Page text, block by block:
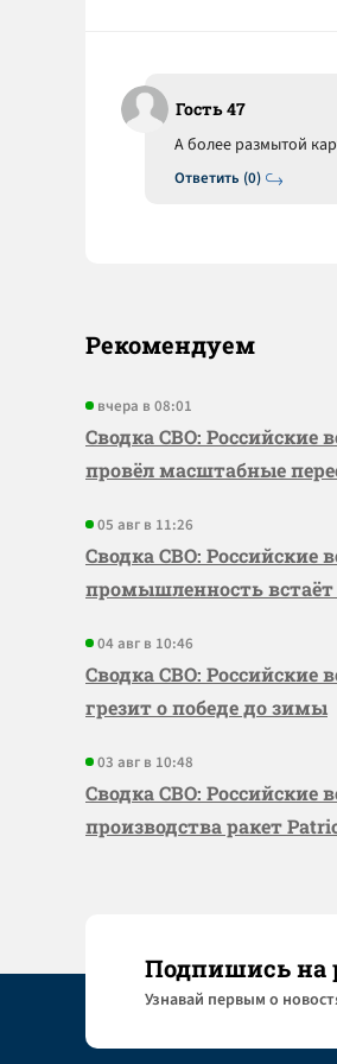
Гость 47
Ответить (0)
А более размытой
Рекомендуем
вчера в 08:01
Сводка СВО:
провёл масштабные
05 авг в 11:26
Сводка СВО: Российские
промышленность встаёт
04 авг в 10:46
Сводка СВО: Российские
грезит о победе до зимы
03 авг в 10:48
Сводка СВО: Российские
производства ракет
Подпишись на
Узнaвай первым о